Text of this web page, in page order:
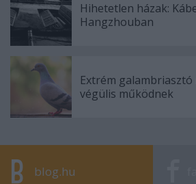
Hihetetlen házak:
Hangzhouban
Extrém
végülis működnek
blog.hu